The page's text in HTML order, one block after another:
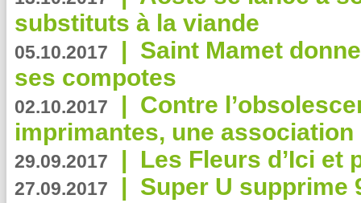
substituts à la viande
05.10.2017 | Saint Mamet
ses compotes
02.10.2017 | Contre
imprimantes, une
29.09.2017 | Les Fleurs d’Ici et
27.09.2017 | Super U supprime